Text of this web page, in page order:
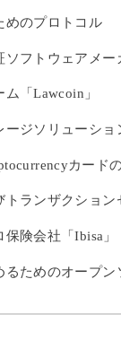
めのプロトコル
フトウェアメー
「Lawcoin」
ジソリューショ
カード
ランザクション
険会社「Ibisa」
ためのオープ